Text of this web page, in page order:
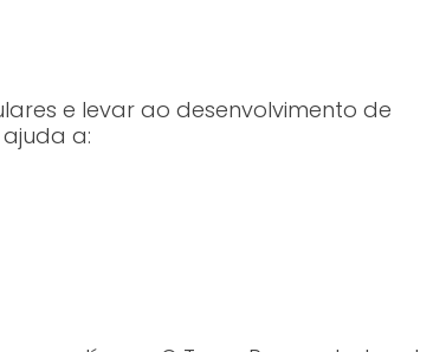
e levar ao desenvolvimento de
a: